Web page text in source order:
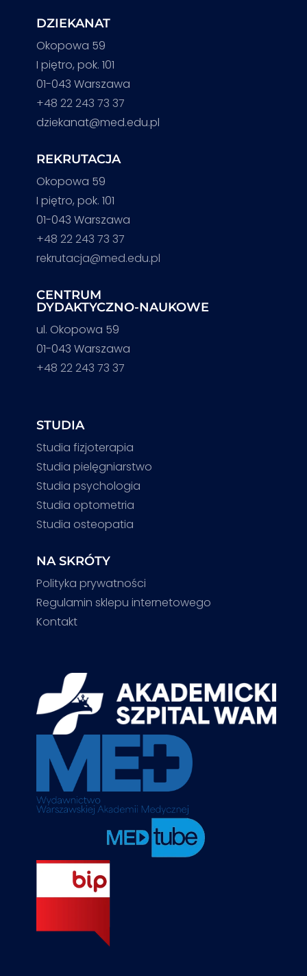
DZIEKANAT
Okopowa 59
I piętro, pok. 101
01-043 Warszawa
+48 22 243 73 37
dziekanat@med.edu.pl
REKRUTACJA
Okopowa 59
I piętro, pok. 101
01-043 Warszawa
+48 22 243 73 37
rekrutacja@med.edu.pl
CENTRUM
DYDAKTYCZNO-NAUKOWE
ul. Okopowa 59
01-043 Warszawa
+48 22 243 73 37
STUDIA
Studia fizjoterapia
Studia pielęgniarstwo
Studia psychologia
Studia optometria
Studia osteopatia
NA SKRÓTY
Polityka prywatności
Regulamin sklepu internetowego
Kontakt